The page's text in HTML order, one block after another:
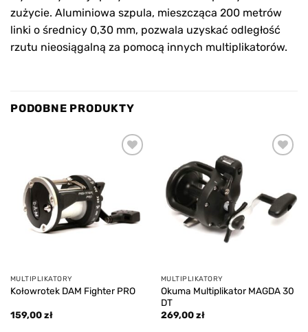
zużycie. Aluminiowa szpula, mieszcząca 200 metrów
linki o średnicy 0,30 mm, pozwala uzyskać odległość
rzutu nieosiągalną za pomocą innych multiplikatorów.
PODOBNE PRODUKTY
MULTIPLIKATORY
Kołowrotek DAM Fighter PRO
159,00zł
MULTIPLIKATORY
Okuma Multiplikator MAGDA 30
DT
269,00zł